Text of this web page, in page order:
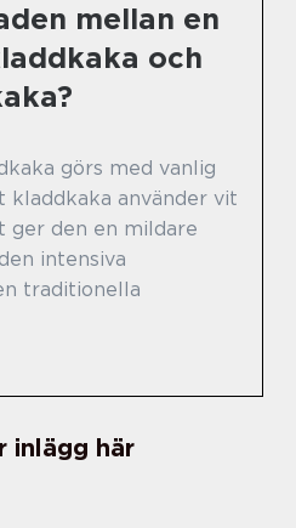
mellan en
och
görs med vanlig
kladdkaka använder vit
ger den en mildare
intensiva
traditionella
inlägg här